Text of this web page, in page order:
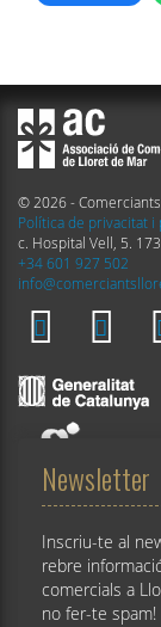
© 2026 -
Política de privacitat
c. Hospital Vell, 5.
+34 601 927 502
Newsletter
Inscriu-te al
rebre
comercials a
no fer-te spam!